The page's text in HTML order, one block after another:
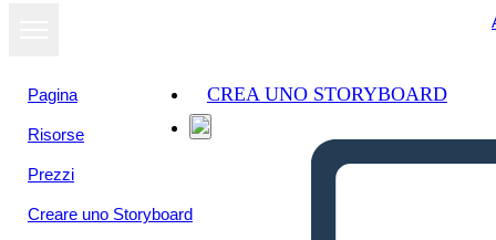
Pagina
Risorse
Prezzi
Creare uno Storyboard
CREA UNO STORYBOARD